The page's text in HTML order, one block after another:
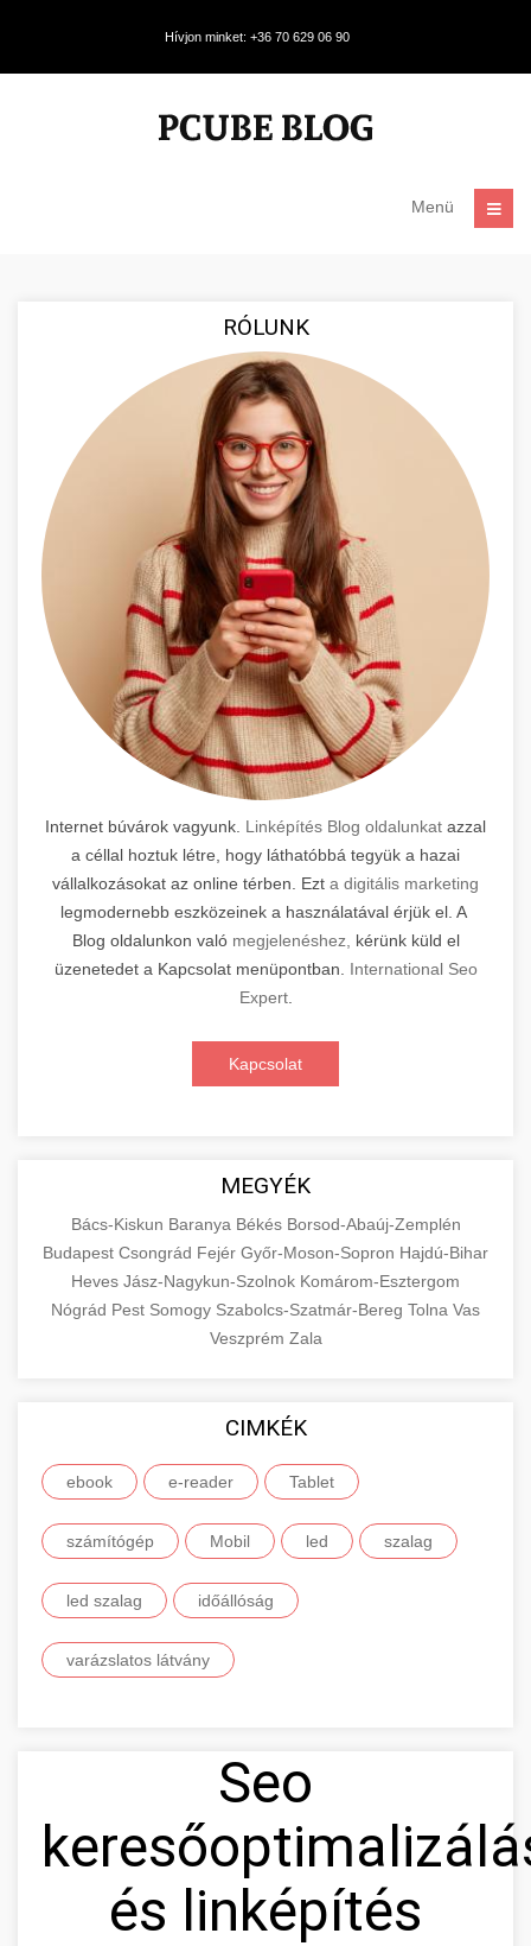
Hívjon minket: +36 70 629 06 90
Menü
RÓLUNK
Internet búvárok vagyunk. Linképítés Blog oldalunkat azzal
a céllal hoztuk létre, hogy láthatóbbá tegyük a hazai
vállalkozásokat az online térben. Ezt a digitális marketing
legmodernebb eszközeinek a használatával érjük el. A
Blog oldalunkon való megjelenéshez,
kérünk küld el
üzenetedet a Kapcsolat menüpontban. International Seo
Expert.
Kapcsolat
MEGYÉK
Bács-Kiskun Baranya Békés Borsod-Abaúj-Zemplén
Budapest Csongrád Fejér Győr-Moson-Sopron Hajdú-Bihar
Heves Jász-Nagykun-Szolnok Komárom-Esztergom
Nógrád Pest Somogy Szabolcs-Szatmár-Bereg Tolna Vas
Veszprém Zala
CIMKÉK
ebook e-reader Tablet
számítógép Mobil led szalag
led szalag időállóság
varázslatos látvány
Seo
és linképítés